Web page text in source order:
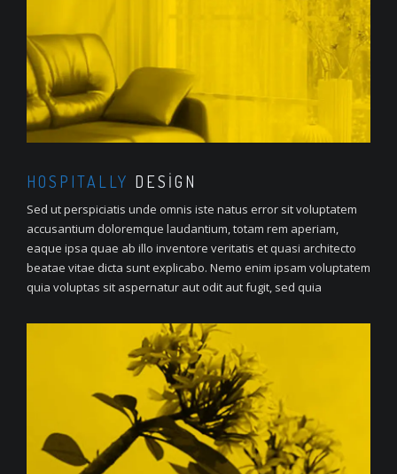
HOSPITALLY DESIGN
Sed ut perspiciatis unde omnis iste natus error sit voluptatem
accusantium doloremque laudantium, totam rem aperiam,
eaque ipsa quae ab illo inventore veritatis et quasi architecto
beatae vitae dicta sunt explicabo. Nemo enim ipsam voluptatem
quia voluptas sit aspernatur aut odit aut fugit, sed quia